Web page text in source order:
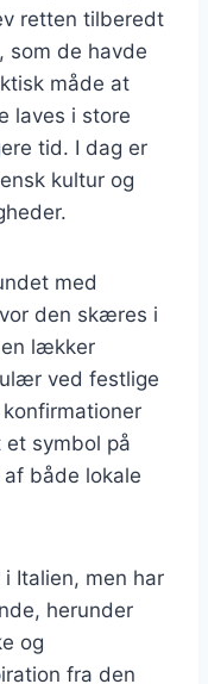
retten tilberedt
som de havde
måde at
laves i store
tid. I dag er
kultur og
med
den skæres i
en lækker
ved festlige
et symbol på
både lokale
Italien, men har
herunder
og
fra den